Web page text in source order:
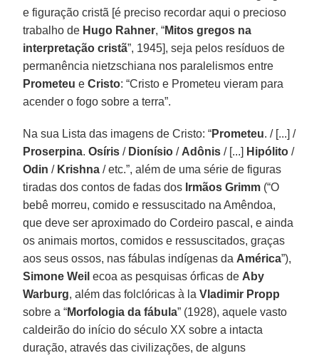
e figuração cristã [é preciso recordar aqui o precioso
trabalho de Hugo Rahner, “Mitos gregos na
interpretação cristã”, 1945], seja pelos resíduos de
permanência nietzschiana nos paralelismos entre
Prometeu eCristo: “Cristo e Prometeu vieram para
acender o fogo sobre a terra”.
Na sua Lista das imagens de Cristo: “Prometeu. / [...] /
Proserpina.Osíris / Dionísio / Adônis / [...] Hipólito /
Odin / Krishna / etc.”, além de uma série de figuras
tiradas dos contos de fadas dos Irmãos Grimm (“O
bebê morreu, comido e ressuscitado na Amêndoa,
que deve ser aproximado do Cordeiro pascal, e ainda
os animais mortos, comidos e ressuscitados, graças
aos seus ossos, nas fábulas indígenas da América”),
Simone Weil ecoa as pesquisas órficas de Aby
Warburg, além das folclóricas à laVladimir Propp
sobre a “Morfologia da fábula” (1928), aquele vasto
caldeirão do início do século XX sobre a intacta
duração, através das civilizações, de alguns